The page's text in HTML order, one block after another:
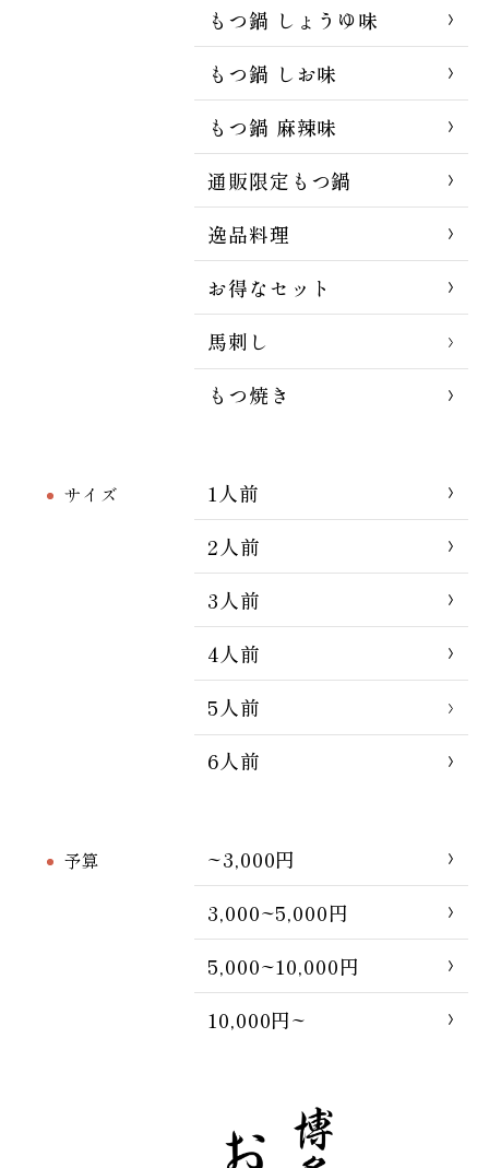
もつ鍋 しょうゆ味
もつ鍋 しお味
もつ鍋 麻辣味
通販限定もつ鍋
逸品料理
お得なセット
馬刺し
もつ焼き
サイズ
1人前
2人前
3人前
4人前
5人前
6人前
予算
~3,000円
3,000~5,000円
5,000~10,000円
10,000円~